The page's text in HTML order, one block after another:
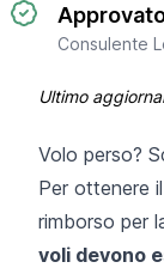
Consulente
Ultimo
Volo perso?
Per ottenere
rimborso per
voli devono